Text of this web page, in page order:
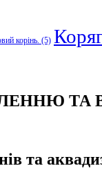
корінь. (5)
та